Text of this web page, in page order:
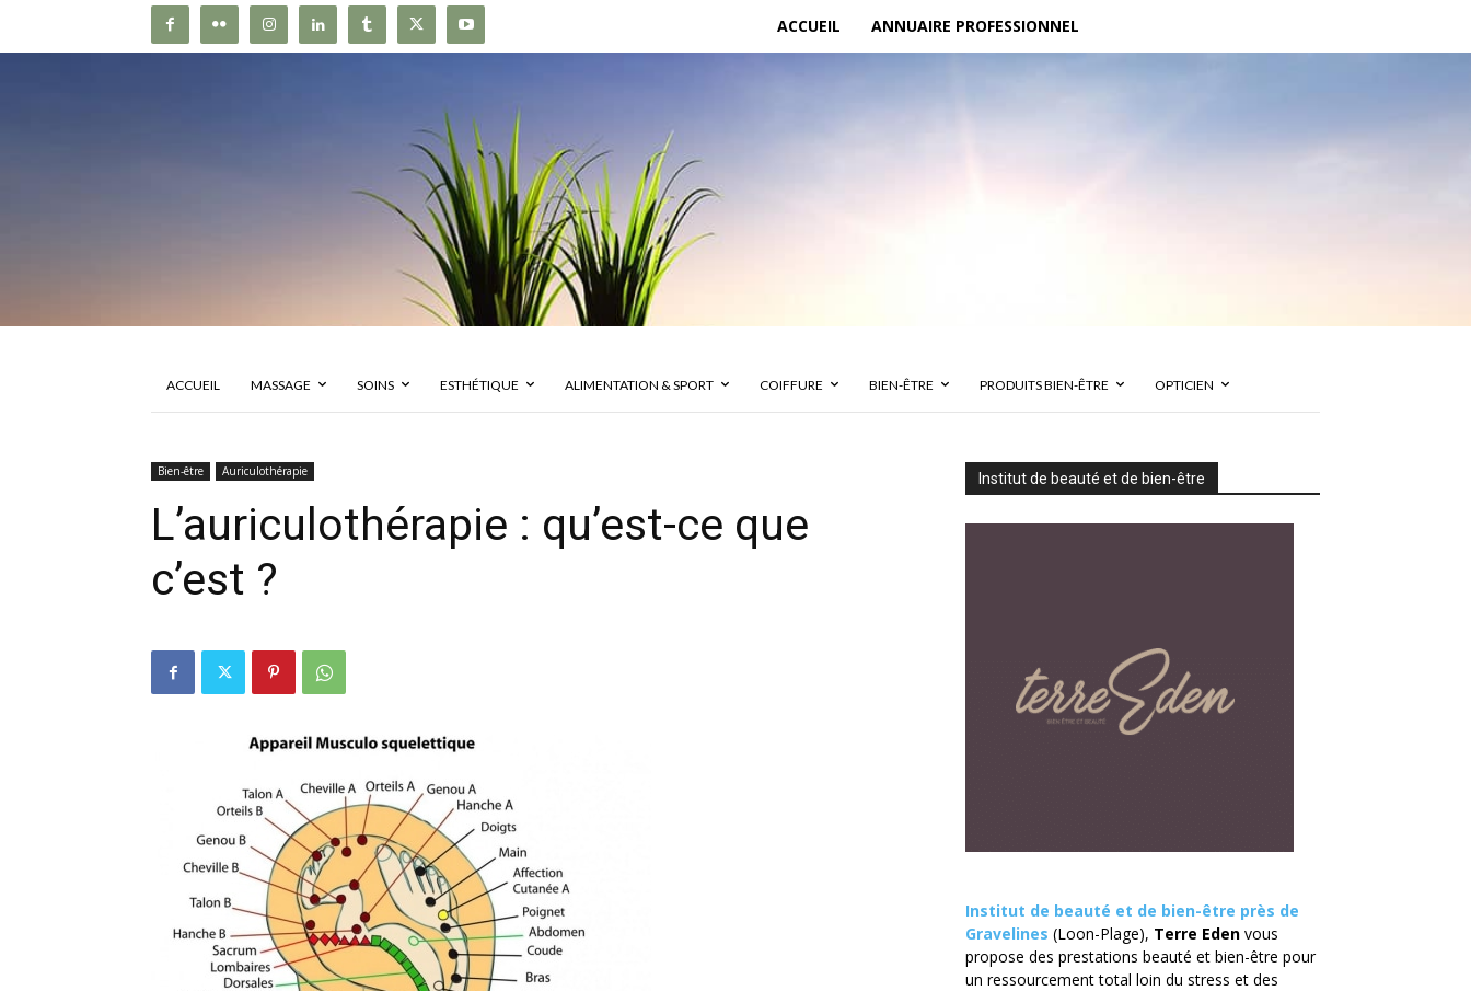
ACCUEIL ANNUAIRE PROFESSIONNEL
ACCUEIL MASSAGE SOINS ESTHÉTIQUE ALIMENTATION & SPORT COIFFURE BIEN-ÊTRE PRODUITS BIEN-ÊTRE OPTICIEN
Bien-être Auriculothérapie
L’auriculothérapie : qu’est-ce que
c’est ?
Institut de beauté et de bien-être
Institut de beauté et de bien-être près de
Gravelines (Loon-Plage), Terre Eden vous
propose des prestations beauté et bien-être pour
un ressourcement total loin du stress et des